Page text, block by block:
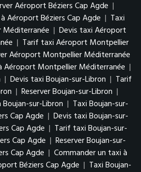
Aéroport Béziers Cap Agde |
Aéroport Béziers Cap Agde | Taxi
| Devis taxi Aéroport
| Tarif taxi Aéroport Montpellier
Aéroport Montpellier Méditerranée
Aéroport Montpellier Méditerranée |
| Devis taxi Boujan-sur-Libron | Tarif
| Reserver Boujan-sur-Libron |
sur-Libron | Taxi Boujan-sur-
Cap Agde | Devis taxi Boujan-sur-
Cap Agde | Tarif taxi Boujan-sur-
Cap Agde | Reserver Boujan-sur-
Cap Agde | Commander un taxi à
Béziers Cap Agde | Taxi Boujan-